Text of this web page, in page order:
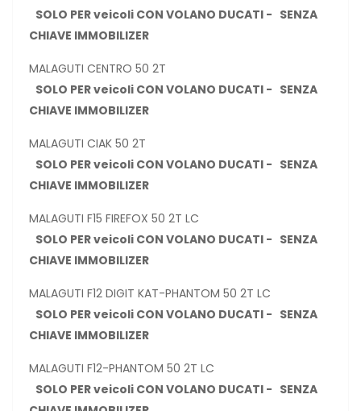
SOLO PER veicoli CON VOLANO DUCATI - SENZA
CHIAVE IMMOBILIZER
MALAGUTI CENTRO 50 2T
SOLO PER veicoli CON VOLANO DUCATI - SENZA
CHIAVE IMMOBILIZER
MALAGUTI CIAK 50 2T
SOLO PER veicoli CON VOLANO DUCATI - SENZA
CHIAVE IMMOBILIZER
MALAGUTI F15 FIREFOX 50 2T LC
SOLO PER veicoli CON VOLANO DUCATI - SENZA
CHIAVE IMMOBILIZER
MALAGUTI F12 DIGIT KAT-PHANTOM 50 2T LC
SOLO PER veicoli CON VOLANO DUCATI - SENZA
CHIAVE IMMOBILIZER
MALAGUTI F12-PHANTOM 50 2T LC
SOLO PER veicoli CON VOLANO DUCATI - SENZA